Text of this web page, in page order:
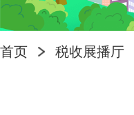
首页 税收展播厅